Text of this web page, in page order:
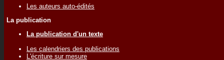
Les auteurs auto-édités
La publication
La publication d'un texte
Les calendriers des publications
L'écriture sur mesure